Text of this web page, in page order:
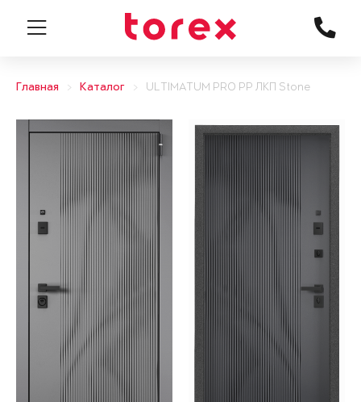
Главная Каталог ULTIMATUM PRO PP ЛКП Stone